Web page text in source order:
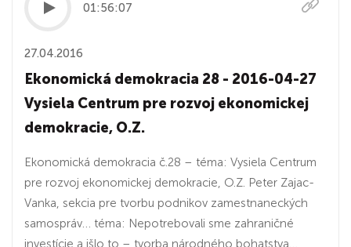
01:56:07
27.04.2016
Ekonomická demokracia 28 - 2016-04-27
Vysiela Centrum pre rozvoj ekonomickej
demokracie, O.Z.
Ekonomická demokracia č.28 – téma: Vysiela Centrum
pre rozvoj ekonomickej demokracie, O.Z. Peter Zajac-
Vanka, sekcia pre tvorbu podnikov zamestnaneckých
samospráv… téma: Nepotrebovali sme zahraničné
investície a išlo to – tvorba národného bohatstva…